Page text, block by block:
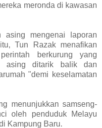
meronda di kawasan
asing mengenai laporan
Tun Razak menafikan
berkurung yang
asing ditarik balik dan
"demi keselamatan
menunjukkan samseng-
oleh penduduk Melayu
Kampung Baru.